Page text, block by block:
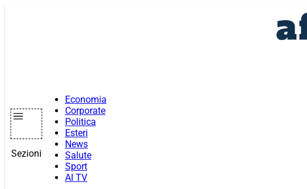
Sezioni
Economia
Corporate
Politica
Esteri
News
Salute
Sport
AI TV